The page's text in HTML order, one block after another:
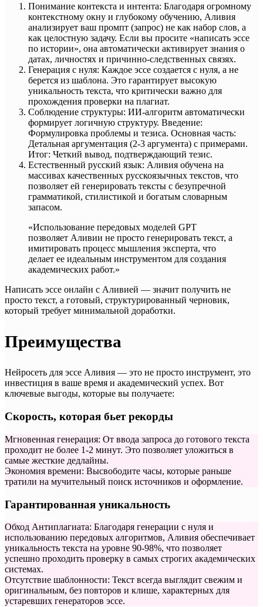
Понимание контекста и интента: Благодаря огромному
контекстному окну и глубокому обучению, Аливия
анализирует ваш промпт (запрос) не как набор слов, а
как целостную задачу. Если вы просите «написать эссе
по истории», она автоматически активирует знания о
датах, личностях и причинно-следственных связях.
Генерация с нуля: Каждое эссе создается с нуля, а не
берется из шаблона. Это гарантирует высокую
уникальность текста, что критически важно для
прохождения проверки на плагиат.
Соблюдение структуры: ИИ-алгоритм автоматически
формирует логичную структуру. Введение:
Формулировка проблемы и тезиса. Основная часть:
Детальная аргументация (2-3 аргумента) с примерами.
Итог: Четкий вывод, подтверждающий тезис.
Естественный русский язык: Аливия обучена на
массивах качественных русскоязычных текстов, что
позволяет ей генерировать тексты с безупречной
грамматикой, стилистикой и богатым словарным
запасом.
«Использование передовых моделей GPT
позволяет Аливии не просто генерировать текст, а
имитировать процесс мышления эксперта, что
делает ее идеальным инструментом для создания
академических работ.»
Написать эссе онлайн с Аливией — значит получить не
просто текст, а готовый, структурированный черновик,
который требует минимальной доработки.
Преимущества
Нейросеть для эссе Аливия — это не просто инструмент, это
инвестиция в ваше время и академический успех. Вот
ключевые выгоды, которые вы получаете:
Скорость, которая бьет рекорды
Мгновенная генерация: От ввода запроса до готового текста
проходит не более 1-2 минут. Это позволяет уложиться в
самые жесткие дедлайны.
Экономия времени: Высвободите часы, которые раньше
тратили на мучительный поиск источников и оформление.
Гарантированная уникальность
Обход Антиплагиата: Благодаря генерации с нуля и
использованию передовых алгоритмов, Аливия обеспечивает
уникальность текста на уровне 90-98%, что позволяет
успешно проходить проверку в самых строгих академических
системах.
Отсутствие шаблонности: Текст всегда выглядит свежим и
оригинальным, без повторов и клише, характерных для
устаревших генераторов эссе.